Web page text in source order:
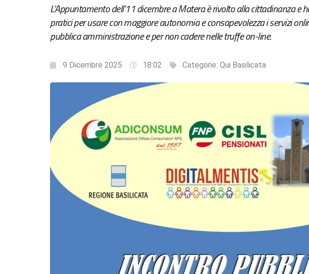
L’Appuntamento dell'11 dicembre a Matera è rivolto alla cittadinanza e
pratici per usare con maggiore autonomia e consapevolezza i servizi
pubblica amministrazione e per non cadere nelle truffe on-line.
9 Dicembre 2025 18:02 Categorie: Qui Basilicata